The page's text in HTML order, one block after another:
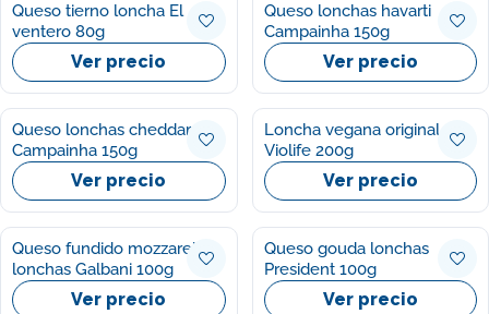
Queso tierno loncha El
ventero 80g
Ver precio
Queso lonchas havarti
Campainha 150g
Ver precio
Queso lonchas cheddar
Campainha 150g
Ver precio
Loncha vegana original
Violife 200g
Ver precio
Queso fundido mozzarella
lonchas Galbani 100g
Ver precio
Queso gouda lonchas
President 100g
Ver precio